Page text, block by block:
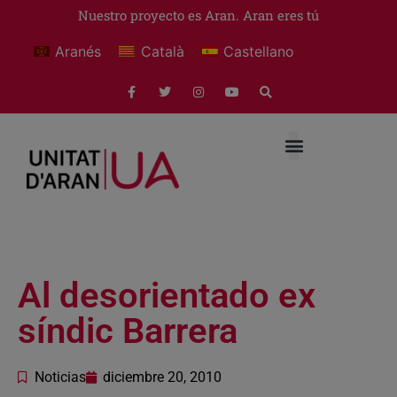
Nuestro proyecto es Aran. Aran eres tú
Aranés Català Castellano
Al desorientado ex
síndic Barrera
Noticias diciembre 20, 2010